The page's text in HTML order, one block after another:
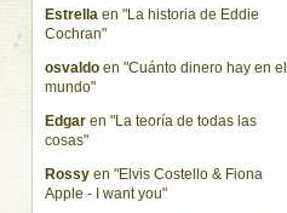
Estrella en "La historia de Eddie
Cochran"
osvaldo en "Cuánto dinero hay en el
mundo"
Edgar en "La teoría de todas las
cosas"
Rossy en "Elvis Costello & Fiona
Apple - I want you"